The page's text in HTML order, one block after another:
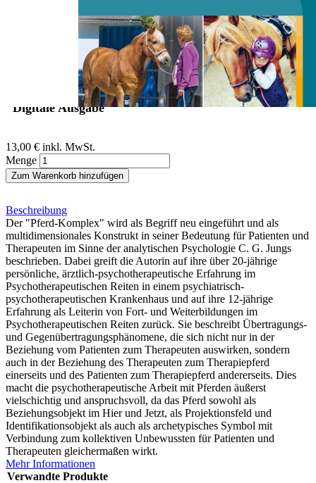
psychodynamische Bedeutung
von Pferden in der Therapie
Digitale Ausgabe
13,00 € inkl. MwSt.
Menge
Zum Warenkorb hinzufügen
Beschreibung
Der "Pferd-Komplex" wird als Begriff neu eingeführt und als
multidimensionales Konstrukt in seiner Bedeutung für Patienten und
Therapeuten im Sinne der analytischen Psychologie C. G. Jungs
beschrieben. Dabei greift die Autorin auf ihre über 20-jährige
persönliche, ärztlich-psychotherapeutische Erfahrung im
Psychotherapeutischen Reiten in einem psychiatrisch-
psychotherapeutischen Krankenhaus und auf ihre 12-jährige
Erfahrung als Leiterin von Fort- und Weiterbildungen im
Psychotherapeutischen Reiten zurück. Sie beschreibt Übertragungs-
und Gegenübertragungsphänomene, die sich nicht nur in der
Beziehung vom Patienten zum Therapeuten auswirken, sondern
auch in der Beziehung des Therapeuten zum Therapiepferd
einerseits und des Patienten zum Therapiepferd andererseits. Dies
macht die psychotherapeutische Arbeit mit Pferden äußerst
vielschichtig und anspruchsvoll, da das Pferd sowohl als
Beziehungsobjekt im Hier und Jetzt, als Projektionsfeld und
Identifikationsobjekt als auch als archetypisches Symbol mit
Verbindung zum kollektiven Unbewussten für Patienten und
Therapeuten gleichermaßen wirkt.
Mehr Informationen
Verwandte Produkte